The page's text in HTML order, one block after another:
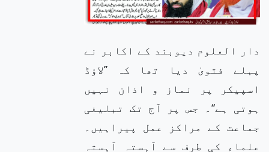
دار العلوم دیوبند کے اکابر نے
پہلے فتویٰ دیا تھا کہ ’’لاؤڈ
اسپیکر پر نماز و اذان نہیں
ہوتی ہے‘‘۔ جس پر آج تک تبلیغی
جماعت کے مراکز عمل پیراہیں۔
علماء کی طرف سے آہستہ آہستہ